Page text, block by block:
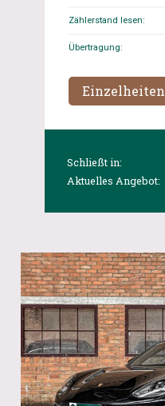
Zählerstand lesen:
Übertragung:
Einzelheiten
Schließt in:
Aktuelles Angebot: